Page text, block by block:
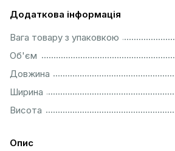
Додаткова інформація
Вага товару з упаковкою
Об'єм
Довжина
Ширина
Висота
Опис